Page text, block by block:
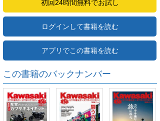
初回24時間無料でお試し
ログインして書籍を読む
アプリでこの書籍を読む
この書籍のバックナンバー